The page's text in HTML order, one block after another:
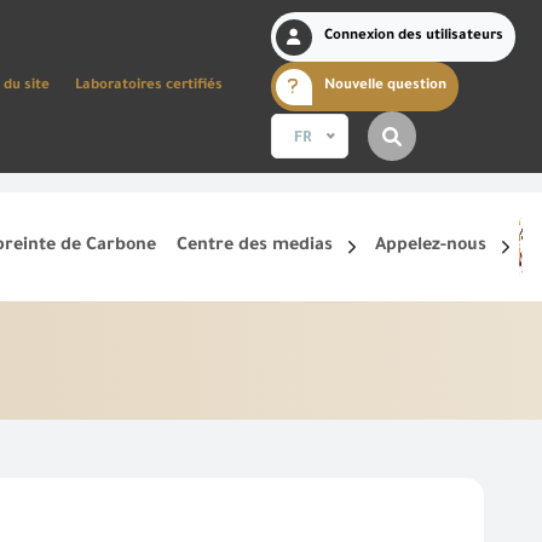
du site Laboratoires certifiés
Connexion des utilisateurs
Nouvelle question
FR
de Carbone Centre des medias Appelez-nous